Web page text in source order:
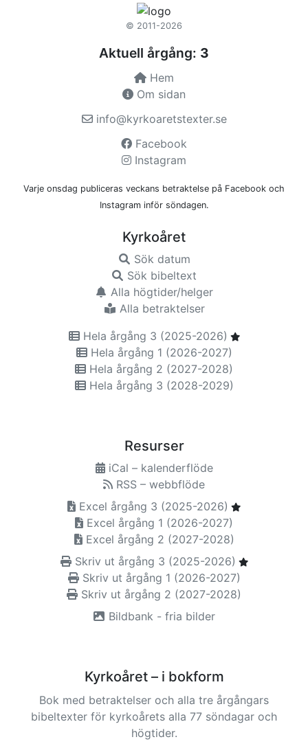
© 2011-2026
Aktuell årgång: 3
Hem
Om sidan
info@kyrkoaretstexter.se
Facebook
Instagram
Varje onsdag publiceras veckans betraktelse på Facebook och
Instagram inför söndagen.
Kyrkoåret
Sök datum
Sök bibeltext
Alla högtider/helger
Alla betraktelser
Hela årgång 3 (2025-2026)
Hela årgång 1 (2026-2027)
Hela årgång 2 (2027-2028)
Hela årgång 3 (2028-2029)
Resurser
iCal – kalenderflöde
RSS – webbflöde
Excel årgång 3 (2025-2026)
Excel årgång 1 (2026-2027)
Excel årgång 2 (2027-2028)
Skriv ut årgång 3 (2025-2026)
Skriv ut årgång 1 (2026-2027)
Skriv ut årgång 2 (2027-2028)
Bildbank - fria bilder
Kyrkoåret – i bokform
Bok med betraktelser och alla tre årgångars
bibeltexter för kyrkoårets alla 77 söndagar och
högtider.